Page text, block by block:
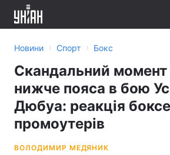
Новини › Спорт › Бокс
Скандальний
нижче пояса в бою
Дюбуа: реакція
промоутерів
ВОЛОДИМИР МЕДЯНИК